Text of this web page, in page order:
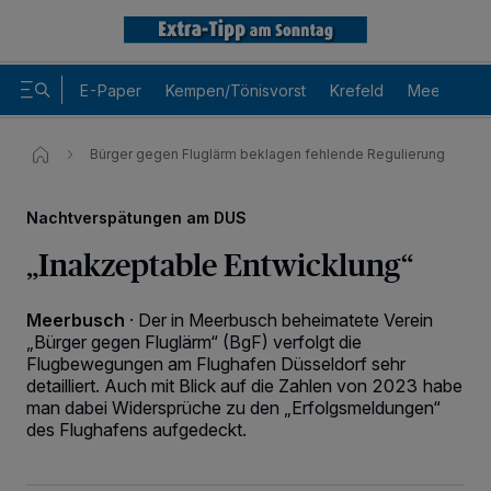
E-Paper Kempen/Tönisvorst Krefeld Meerbusch
Bürger gegen Fluglärm beklagen fehlende Regulierung
Nachtverspätungen am DUS
„Inakzeptable Entwicklung“
Meerbusch · Der in Meerbusch beheimatete Verein
„Bürger gegen Fluglärm“ (BgF) verfolgt die
Flugbewegungen am Flughafen Düsseldorf sehr
detailliert. Auch mit Blick auf die Zahlen von 2023 habe
man dabei Widersprüche zu den „Erfolgsmeldungen“
des Flughafens aufgedeckt.